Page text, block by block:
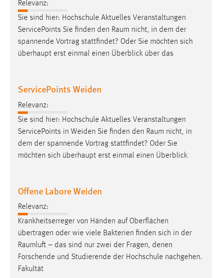
Relevanz:
Sie sind hier: Hochschule Aktuelles Veranstaltungen
ServicePoints Sie finden den Raum nicht, in dem der
spannende Vortrag stattfindet? Oder Sie möchten sich
überhaupt erst einmal einen Überblick über das
ServicePoints Weiden
Relevanz:
Sie sind hier: Hochschule Aktuelles Veranstaltungen
ServicePoints in Weiden Sie finden den Raum nicht, in
dem der spannende Vortrag stattfindet? Oder Sie
möchten sich überhaupt erst einmal einen Überblick
Offene Labore Weiden
Relevanz:
Krankheitserreger von Händen auf Oberflächen
übertragen oder wie viele Bakterien finden sich in der
Raumluft – das sind nur zwei der Fragen, denen
Forschende und Studierende der Hochschule nachgehen.
Fakultät